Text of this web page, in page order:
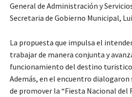
General de Administración y
Secretaria de Gobierno Municipal,
La propuesta que impulsa el
trabajar de manera conjunta y
funcionamiento del destino
Además, en el encuentro
de promover la “Fiesta Nacional del